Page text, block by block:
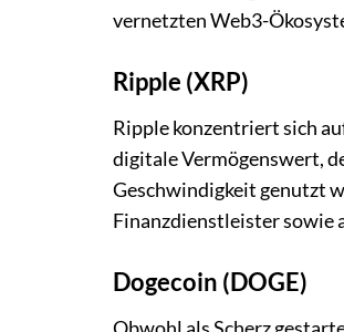
vernetzten Web3-
Ripple (XRP)
Ripple konzentriert sich
digitale Vermögenswert,
Geschwindigkeit genutzt
Finanzdienstleister sowie
Dogecoin (DOGE)